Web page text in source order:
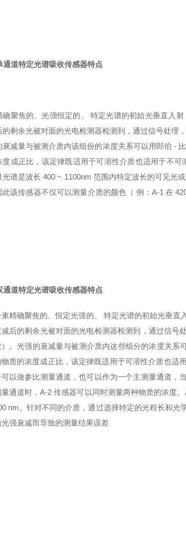
通道特定光谱吸收传感器特点
确聚焦的、光强恒定的、 特定光谱的初始光垂直入
的剩余光被对面的光电检测器检测到，通过信号处理
衰减量与被测介质内该组份的浓度关系可以用郎伯 -
度成正比，该定律既适用于可溶性介质也适用于不
光谱是波长 400 ~ 1100nm 范围内特定波长的可见光
此该传感器不仅可以测量介质的颜色（ 例：A-1 在
通道特定光谱吸收传感器特点
精确聚焦的、恒定光强的、 特定光谱的初始光垂直
减后的剩余光被对面的光电检测器检测到，通过信号
）。光强的衰减量与被测介质内这些组分的浓度关系
质的浓度成正比，该定律既适用于可溶性介质也适
以做参比测量通道，也可以作为一个主测量通道，
通道时，A-2 传感器可以同时测量两种物质的浓度
nm。针对不同的介质，通过选择特定的光程长和
强衰减而导致的测量结果误差